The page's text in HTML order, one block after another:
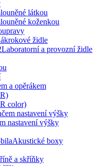
látkou
koženkou
židle
Laboratorní a provozní židle
a opěrákem
color)
nastavení výšky
nastavení výšky
Akustické boxy
a skříňky